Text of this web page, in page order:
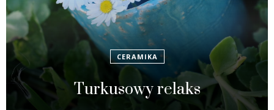
CERAMIKA
Turkusowy relaks